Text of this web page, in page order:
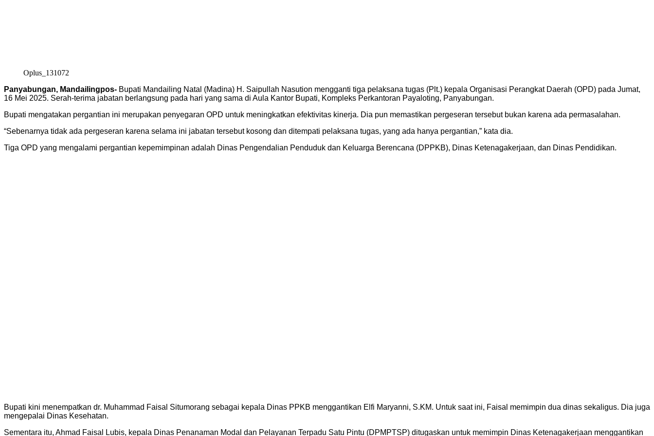
Oplus_131072
Panyabungan, Mandailingpos- Bupati Mandailing Natal (Madina) H. Saipullah Nasution mengganti tiga pelaksana tugas (Plt.) kepala Organisasi Perangkat Daerah (OPD) pada Jumat,
16 Mei 2025. Serah-terima jabatan berlangsung pada hari yang sama di Aula Kantor Bupati, Kompleks Perkantoran Payaloting, Panyabungan.
Bupati mengatakan pergantian ini merupakan penyegaran OPD untuk meningkatkan efektivitas kinerja. Dia pun memastikan pergeseran tersebut bukan karena ada permasalahan.
“Sebenarnya tidak ada pergeseran karena selama ini jabatan tersebut kosong dan ditempati pelaksana tugas, yang ada hanya pergantian,” kata dia.
Tiga OPD yang mengalami pergantian kepemimpinan adalah Dinas Pengendalian Penduduk dan Keluarga Berencana (DPPKB), Dinas Ketenagakerjaan, dan Dinas Pendidikan.
Bupati kini menempatkan dr. Muhammad Faisal Situmorang sebagai kepala Dinas PPKB menggantikan Elfi Maryanni, S.KM. Untuk saat ini, Faisal memimpin dua dinas sekaligus. Dia juga
mengepalai Dinas Kesehatan.
Sementara itu, Ahmad Faisal Lubis, kepala Dinas Penanaman Modal dan Pelayanan Terpadu Satu Pintu (DPMPTSP) ditugaskan untuk memimpin Dinas Ketenagakerjaan menggantikan